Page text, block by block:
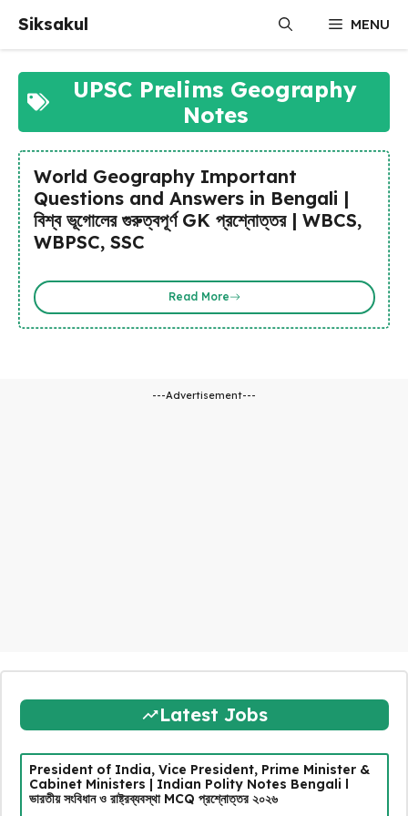
content
Siksakul MENU
UPSC Prelims Geography
Notes
World Geography Important
Questions and Answers in Bengali |
বিশ্ব ভূগোলের গুরুত্বপূর্ণ GK প্রশ্নোত্তর | WBCS,
WBPSC, SSC
Read More
---Advertisement---
Latest Jobs
President of India, Vice President, Prime Minister &
Cabinet Ministers | Indian Polity Notes Bengali l
ভারতীয় সংবিধান ও রাষ্ট্রব্যবস্থা MCQ প্রশ্নোত্তর ২০২৬